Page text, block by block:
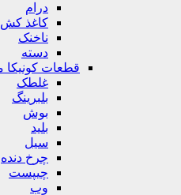
درام
کاغذ کش
ناخنک
دسته
قطعات کونیکا
غلطک
بلبرینگ
بوش
بلید
سیل
چرخ دنده
چیپست
وب